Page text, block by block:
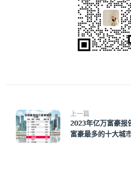
上一篇
2023年亿万富豪报
富豪最多的十大城